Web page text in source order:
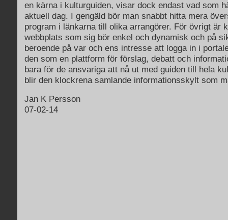
en kärna i kulturguiden, visar dock endast vad som
aktuell dag. I gengäld bör man snabbt hitta mera
program i länkarna till olika arrangörer. För övrigt är
webbplats som sig bör enkel och dynamisk och på
beroende på var och ens intresse att logga in i
den som en plattform för förslag, debatt och
bara för de ansvariga att nå ut med guiden till hela
blir den klockrena samlande informationsskylt som
Jan K Persson
07-02-14